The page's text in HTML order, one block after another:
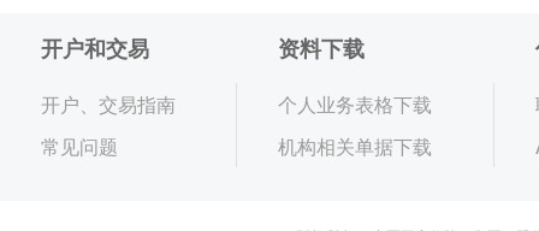
开户和交易
开户、交易指南
常见问题
资料下载
个人业务表格下载
机构相关单据下载